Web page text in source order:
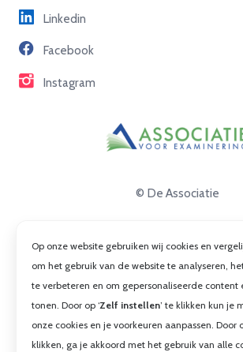
Partners
Contact
Linkedin
Facebook
Instagram
© De Associatie
Cookies
Algemene voorwaarden
Op onze website gebruiken wij cookies en
om het gebruik van de website te analyseren,
te verbeteren en om gepersonaliseerde content
tonen. Door op ‘Zelf instellen’ te klikken kun je
onze cookies en je voorkeuren aanpassen. Door
klikken, ga je akkoord met het gebruik van alle